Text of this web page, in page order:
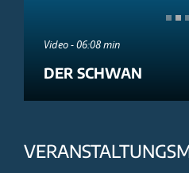
Video - 06:08 min
DER SCHWAN